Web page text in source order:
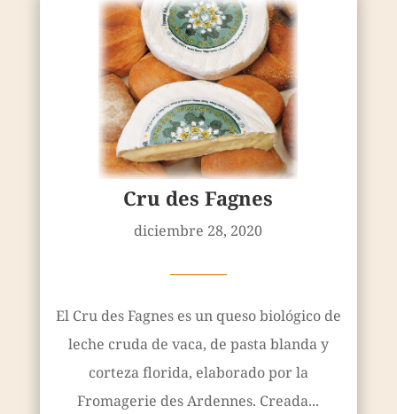
Cru des Fagnes
diciembre 28, 2020
————
El Cru des Fagnes es un queso biológico de
leche cruda de vaca, de pasta blanda y
corteza florida, elaborado por la
Fromagerie des Ardennes. Creada...